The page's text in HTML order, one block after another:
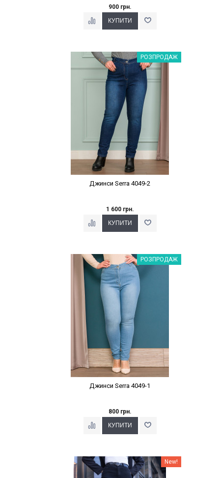
900 грн.
Наклейки Варіант з %РОЗПРОДАЖ
Джинси Serra 4049-2
1 600 грн.
Наклейки Варіант з %РОЗПРОДАЖ
Джинси Serra 4049-1
800 грн.
Наклейки Варіант з % New!